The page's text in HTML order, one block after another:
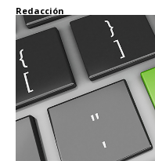
Redacción